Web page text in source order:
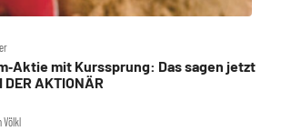
mit Kurssprung: Das sagen jetzt
AKTIONÄR